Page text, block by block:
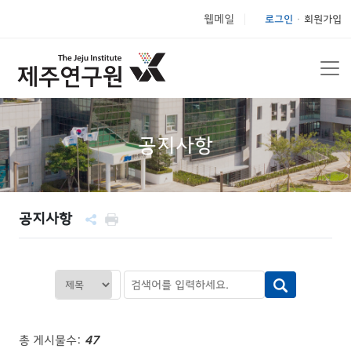
웹메일 로그인 회원가입
공지사항
공지사항
총 게시물수: 47